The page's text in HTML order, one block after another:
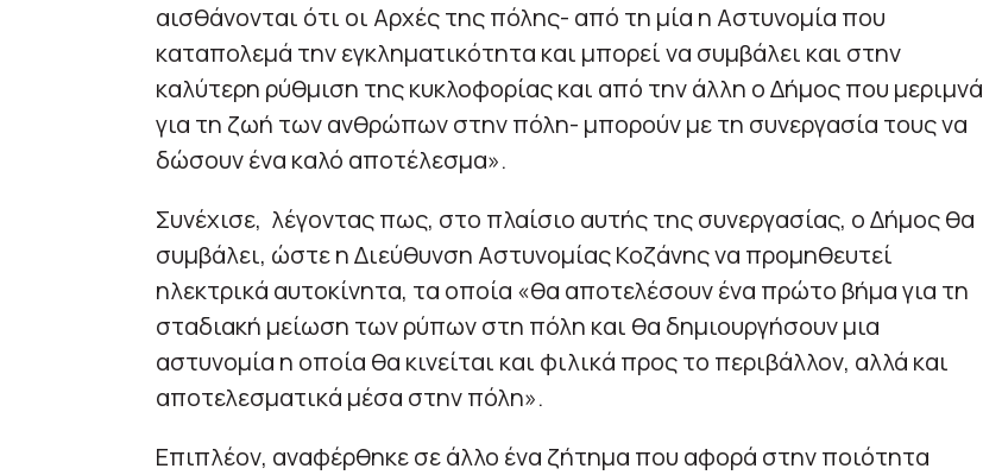
αισθάνονται ότι οι Αρχές της πόλης- από τη μία η Αστυνομία που
καταπολεμά την εγκληματικότητα και μπορεί να συμβάλει και στην
καλύτερη ρύθμιση της κυκλοφορίας και από την άλλη ο Δήμος που μεριμνά
για τη ζωή των ανθρώπων στην πόλη- μπορούν με τη συνεργασία τους να
δώσουν ένα καλό αποτέλεσμα».
Συνέχισε, λέγοντας πως, στο πλαίσιο αυτής της συνεργασίας, ο Δήμος θα
συμβάλει, ώστε η Διεύθυνση Αστυνομίας Κοζάνης να προμηθευτεί
ηλεκτρικά αυτοκίνητα, τα οποία «θα αποτελέσουν ένα πρώτο βήμα για τη
σταδιακή μείωση των ρύπων στη πόλη και θα δημιουργήσουν μια
αστυνομία η οποία θα κινείται και φιλικά προς το περιβάλλον, αλλά και
αποτελεσματικά μέσα στην πόλη».
Επιπλέον, αναφέρθηκε σε άλλο ένα ζήτημα που αφορά στην ποιότητα